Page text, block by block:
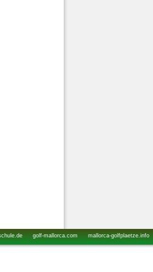
golf-mallorca.com mallorca-golfplaetze.info